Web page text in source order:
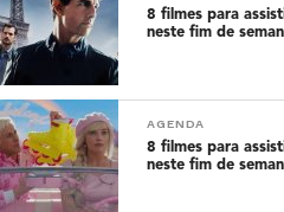
8 filmes para
neste fim de
AGENDA
8 filmes para
neste fim de